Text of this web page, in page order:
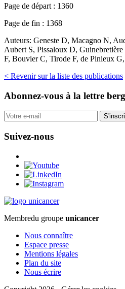
Page de départ : 1360
Page de fin : 1368
Auteurs: Geneste D, Macagno N,
Aubert S, Pissaloux D,
F, Bouvier C, Tirode F, de Pinieux
< Revenir sur la liste des publications
Abonnez-vous à la lettre
Suivez-nous
Membredu groupe unicancer
Nous connaître
Espace presse
Mentions légales
Plan du site
Nous écrire